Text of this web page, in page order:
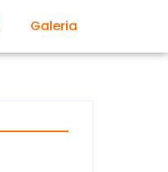
Galeria